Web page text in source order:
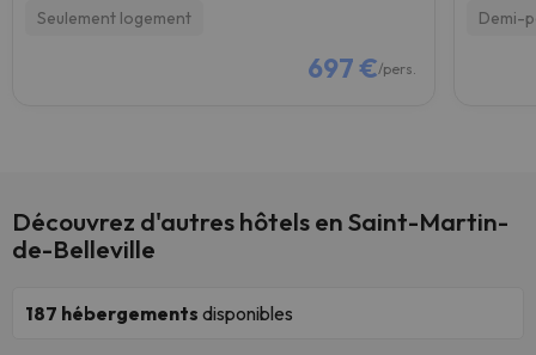
Seulement logement
697 €/pers.
Demi-
Découvrez d'autres hôtels en Saint-Martin-
de-Belleville
187 hébergements disponibles